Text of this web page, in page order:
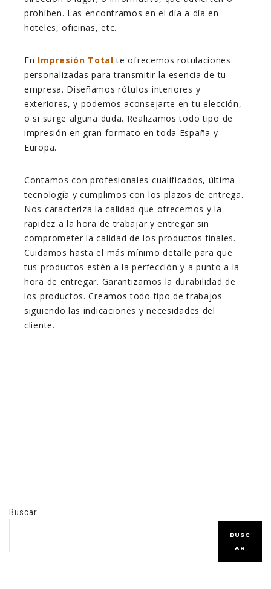
prohíben. Las encontramos en el día a día en
hoteles, oficinas, etc.
En Impresión Total te ofrecemos rotulaciones
personalizadas para transmitir la esencia de tu
empresa. Diseñamos rótulos interiores y
exteriores, y podemos aconsejarte en tu elección,
o si surge alguna duda. Realizamos todo tipo de
impresión en gran formato en toda España y
Europa.
Contamos con profesionales cualificados, última
tecnología y cumplimos con los plazos de entrega.
Nos caracteriza la calidad que ofrecemos y la
rapidez a la hora de trabajar y entregar sin
comprometer la calidad de los productos finales.
Cuidamos hasta el más mínimo detalle para que
tus productos estén a la perfección y a punto a la
hora de entregar. Garantizamos la durabilidad de
los productos. Creamos todo tipo de trabajos
siguiendo las indicaciones y necesidades del
cliente.
Buscar
BUSC
AR